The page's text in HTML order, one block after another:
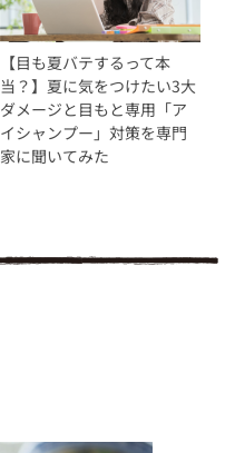
【目も夏バテするって本
当？】夏に気をつけたい3大
ダメージと目もと専用「ア
イシャンプー」対策を専門
家に聞いてみた